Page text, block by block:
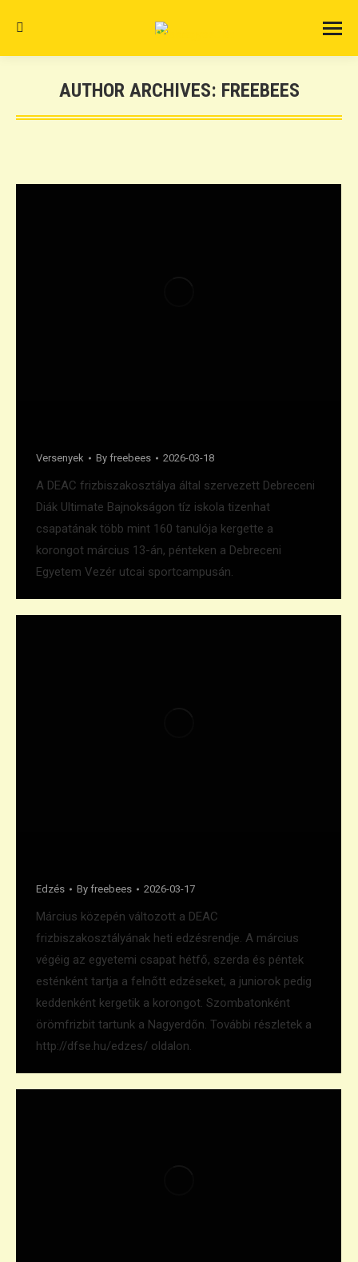
Search:
AUTHOR ARCHIVES: FREEBEES
Versenyek By freebees 2026-03-18
A DEAC frizbiszakosztálya által szervezett Debreceni
Diák Ultimate Bajnokságon tíz iskola tizenhat
csapatának több mint 160 tanulója kergette a
korongot március 13-án, pénteken a Debreceni
Egyetem Vezér utcai sportcampusán.
Edzés By freebees 2026-03-17
Március közepén változott a DEAC
frizbiszakosztályának heti edzésrendje. A március
végéig az egyetemi csapat hétfő, szerda és péntek
esténként tartja a felnőtt edzéseket, a juniorok pedig
keddenként kergetik a korongot. Szombatonként
örömfrizbit tartunk a Nagyerdőn. További részletek a
http://dfse.hu/edzes/ oldalon.